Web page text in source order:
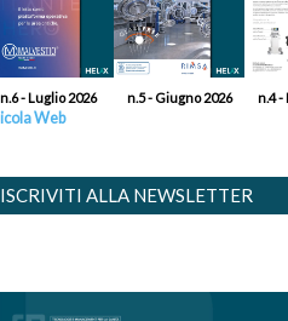
n.6 - Luglio 2026 n.5 - Giugno 2026 n.4 -
Web
ISCRIVITI ALLA NEWSLETTER